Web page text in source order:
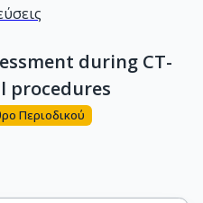
during CT-
procedures
Περιοδικού